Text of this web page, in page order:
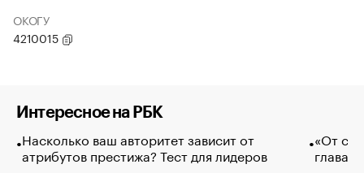
ОКОГУ
4210015
Интересное на РБК
Насколько ваш авторитет зависит от
атрибутов престижа? Тест для лидеров
«От
глава